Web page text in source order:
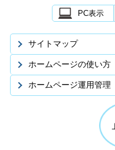
PC表示
サイトマップ
ホームページの使い方
ホームページ運用管理